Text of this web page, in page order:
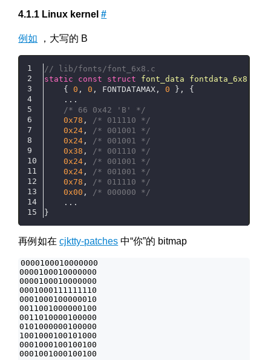
Linux kernel#
例如 ，大写的 B
// lib/fonts/font_6x8.c
static
const struct font_data fontdata_6x8
	{
0 , 0 , FONTDATAMAX, 0 }, {
	...
/* 66 0x42 'B' */
0x78 ,
/* 011110 */
0x24 ,
/* 001001 */
0x24 ,
/* 001001 */
0x38 ,
/* 001110 */
0x24 ,
/* 001001 */
0x24 ,
/* 001001 */
0x78 ,
/* 011110 */
0x00 ,
/* 000000 */
    ...
}
再例如在cjktty-patches 中“你”的 bitmap
0000100010000000
0000100010000000
0000100010000000
0001000111111110
0001000100000010
0011001000000100
0011010000100000
0101000000100000
1001000100101000
0001000100100100
0001001000100100